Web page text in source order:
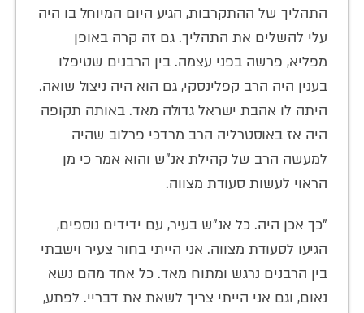
התהליך של ההתקרבות, הגיע היום המיוחל בו היה
עלי להשלים את התהליך. גם זה קרה באופן
מפליא, פרשה בפני עצמה. בין הרבנים שטיפלו
בענין היה הרב קפלינסקי, גם הוא היה ניצול שואה.
היתה לו אהבת ישראל גדולה מאד. באותה תקופה
היה אז באוסטרליה הרב מרדכי פרלוב שהיה
למעשה הרב של קהילת אנ"ש והוא אמר כי מן
הראוי לעשות סעודת מצווה.
"כך אכן היה. כל אנ"ש בעיר, עם ידידים נוספים,
הגיעו לסעודת מצווה. אני הייתי בחור צעיר וישבתי
בין הרבנים נרגש ומתוח מאד. כל אחד מהם נשא
נאום, וגם אני הייתי צריך לשאת את דבריי. לפתע,